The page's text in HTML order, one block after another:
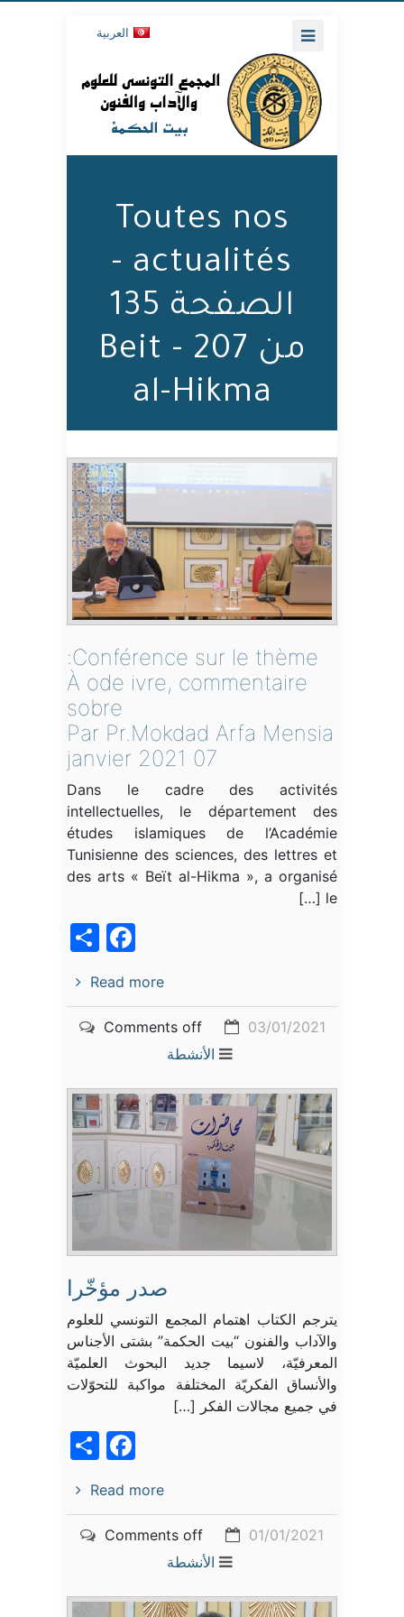
العربية
Toutes nos
actualités -
الصفحة 135
من 207 - Beit
al-Hikma
Conférence sur le thème:
À ode ivre, commentaire
sobre
Par Pr.Mokdad Arfa Mensia
07 janvier 2021
Dans le cadre des activités
intellectuelles, le département des
études islamiques de l’Académie
Tunisienne des sciences, des lettres et
des arts « Beït al-Hikma », a organisé
le […]
Read more
03/01/2021
Comments off
الأنشطة
صدر مؤخّرا
يترجم الكتاب اهتمام المجمع التونسي للعلوم
والآداب والفنون “بيت الحكمة” بشتى الأجناس
المعرفيّة، لاسيما جديد البحوث العلميّة
والأنساق الفكريّة المختلفة مواكبة للتحوّلات
في جميع مجالات الفكر […]
Read more
01/01/2021
Comments off
الأنشطة